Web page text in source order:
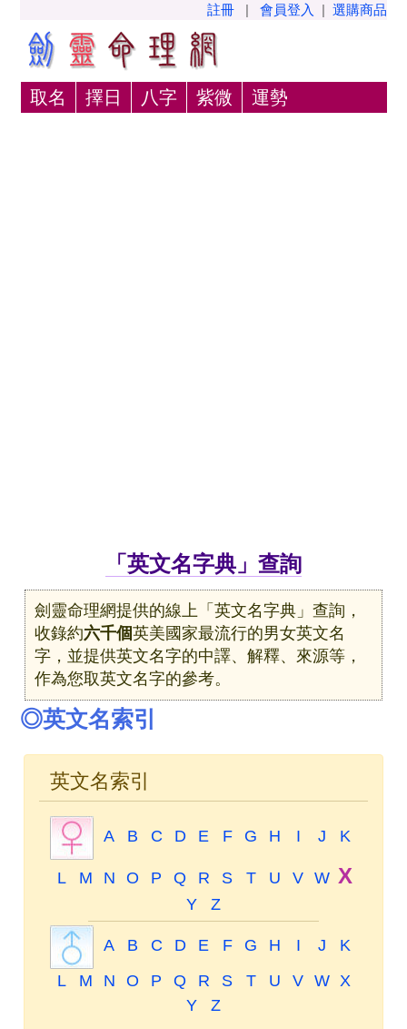
註冊 | 會員登入 | 選購商品
取名 擇日 八字 紫微 運勢
「英文名字典」查詢
劍靈命理網提供的線上「英文名字典」查詢，
收錄約六千個英美國家最流行的男女英文名
字，並提供英文名字的中譯、解釋、來源等，
作為您取英文名字的參考。
◎英文名索引
英文名索引
A B C D E F G H I J K
L M N O P Q R S T U V W X
Y Z
A B C D E F G H I J
K
L
M N O P Q R S T U V W X
Y
Z